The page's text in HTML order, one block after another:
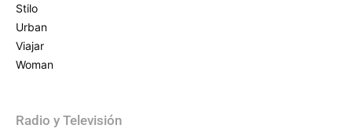
Stilo
Urban
Viajar
Woman
Radio y Televisión